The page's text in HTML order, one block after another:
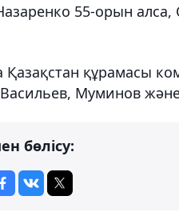
55-орын
Қазақстан құрамасы
Муминов
бөлісу: